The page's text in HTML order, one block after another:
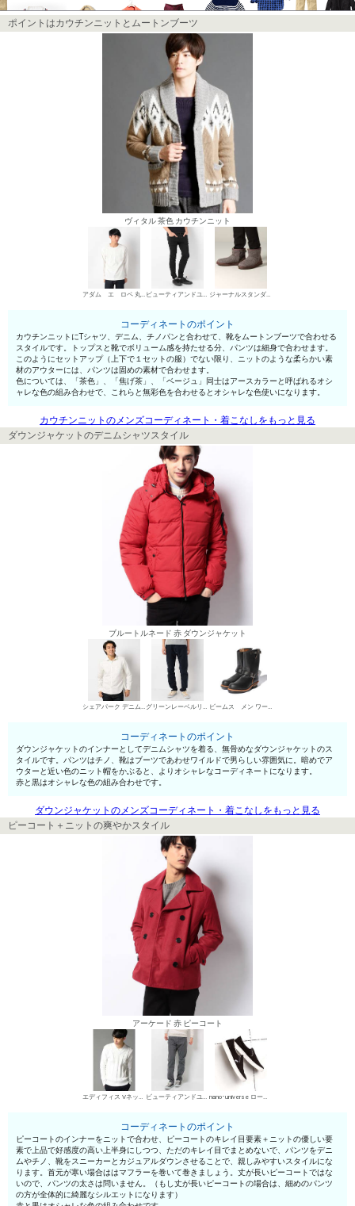
ポイントはカウチンニットとムートンブーツ
ヴィタル 茶色 カウチンニット
アダム エ ロペ 丸首Tシャツ ビューティアンドユース ユナイテッドアローズ チノパン・綿パン ジャーナルスタンダード レリューム メンズ ムートンブーツ
コーディネートのポイント
カウチンニットにTシャツ、デニム、チノパンと合わせて、靴をムートンブーツで合わせる
スタイルです。トップスと靴でボリューム感を持たせる分、パンツは細身で合わせます。
このようにセットアップ（上下で１セットの服）でない限り、ニットのような柔らかい素
材のアウターには、パンツは固めの素材で合わせます。
色については、「茶色」、「焦げ茶」、「ベージュ」同士はアースカラーと呼ばれるオシ
ャレな色の組み合わせで、これらと無彩色を合わせるとオシャレな色使いになります。
カウチンニットのメンズコーディネート・着こなしをもっと見る
ダウンジャケットのデニムシャツスタイル
ブルートルネード 赤 ダウンジャケット
シェアパーク デニムシャツ グリーンレーベルリラクシング チノパン・綿パン ビームス メン ワークブーツ
コーディネートのポイント
ダウンジャケットのインナーとしてデニムシャツを着る、無骨めなダウンジャケットのス
タイルです。パンツはチノ、靴はブーツであわせワイルドで男らしい雰囲気に。暗めでア
ウターと近い色のニット帽をかぶると、よりオシャレなコーディネートになります。
赤と黒はオシャレな色の組み合わせです。
ダウンジャケットのメンズコーディネート・着こなしをもっと見る
ピーコート＋ニットの爽やかスタイル
アーケード 赤 ピーコート
エディフィス Vネックセーター ビューティアンドユース ユナイテッドアローズ デニムパンツ・ジーンズ nano･universe ローカットスニーカー
コーディネートのポイント
ピーコートのインナーをニットで合わせ、ピーコートのキレイ目要素＋ニットの優しい要
素で上品で好感度の高い上半身にしつつ、ただのキレイ目でまとめないで、パンツをデニ
ムやチノ、靴をスニーカーとカジュアルダウンさせることで、親しみやすいスタイルにな
ります。首元が寒い場合ははマフラーを巻いて巻きましょう。丈が長いピーコートではな
いので、パンツの太さは問いません。（もし丈が長いピーコートの場合は、細めのパンツ
の方が全体的に綺麗なシルエットになります）